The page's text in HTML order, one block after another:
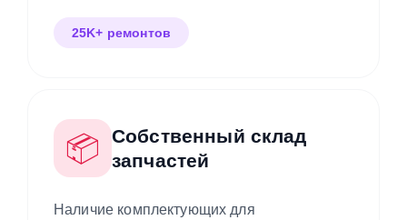
25K+ ремонтов
📦
Собственный склад
запчастей
Наличие комплектующих для